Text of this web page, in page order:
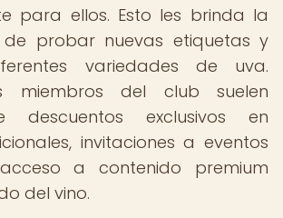
para ellos. Esto les brinda la
probar nuevas etiquetas y
variedades de uva.
miembros del club suelen
descuentos exclusivos en
invitaciones a eventos
a contenido premium
del vino.